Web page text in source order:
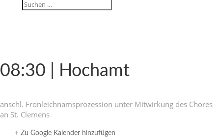
08:30 | Hochamt
anschl. Fron­leich­nams­pro­zes­sion unter Mitwir­kung des Chores
an St. Clemens
+ Zu Google Kalender hinzufügen